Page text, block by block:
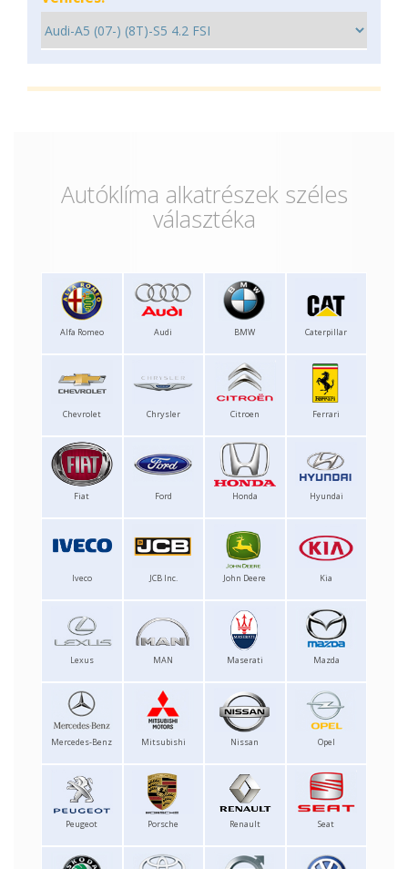
Autóklíma alkatrészek széles
választéka
Alfa Romeo Audi BMW Caterpillar
Chevrolet Chrysler Citroen Ferrari
Fiat Ford Honda Hyundai
Iveco JCB Inc. John Deere Kia
Lexus MAN Maserati Mazda
Mercedes-Benz Mitsubishi Nissan Opel
Peugeot Porsche Renault Seat